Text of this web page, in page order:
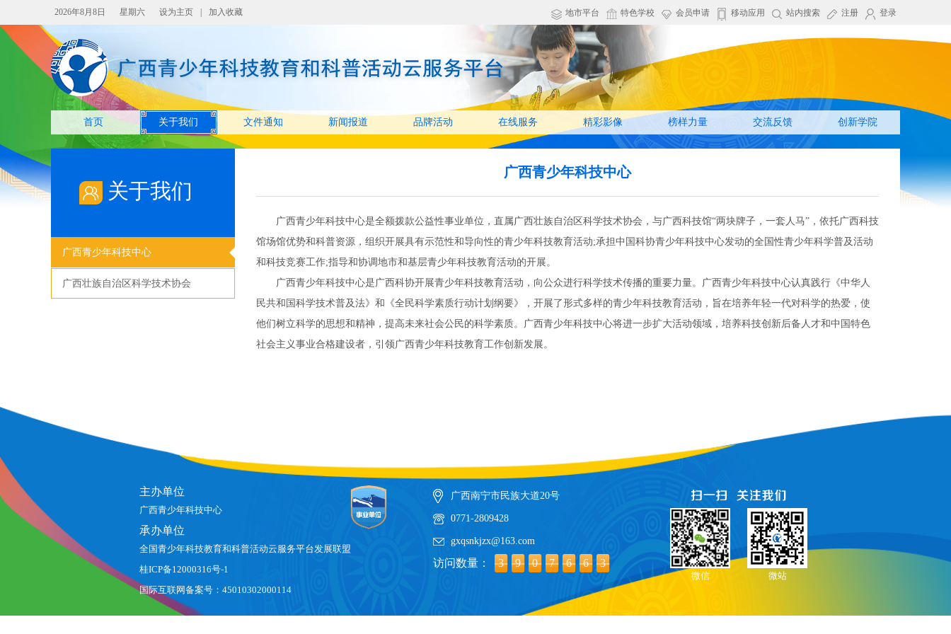
2026年8月8日 星期六 设为主页 加入收藏 地市平台 特色学校 会员申请 移动应用 站内搜索 注册 登录
首页 关于我们 文件通知 新闻报道 品牌活动 在线服务 精彩影像 榜样力量 交流反馈 创新学院
关于我们
广西青少年科技中心
广西壮族自治区科学技术协会
广西青少年科技中心
广西青少年科技中心是全额拨款公益性事业单位，直属广西壮族自治区科学技术协会，与广西科技馆“两块牌子，一套人马”，依托广西科技
馆场馆优势和科普资源，组织开展具有示范性和导向性的青少年科技教育活动;承担中国科协青少年科技中心发动的全国性青少年科学普及活动
和科技竞赛工作;指导和协调地市和基层青少年科技教育活动的开展。
广西青少年科技中心是广西科协开展青少年科技教育活动，向公众进行科学技术传播的重要力量。广西青少年科技中心认真践行《中华人
民共和国科学技术普及法》和《全民科学素质行动计划纲要》，开展了形式多样的青少年科技教育活动，旨在培养年轻一代对科学的热爱，使
他们树立科学的思想和精神，提高未来社会公民的科学素质。广西青少年科技中心将进一步扩大活动领域，培养科技创新后备人才和中国特色
社会主义事业合格建设者，引领广西青少年科技教育工作创新发展。
主办单位
广西青少年科技中心
承办单位
全国青少年科技教育和科普活动云服务平台发展联盟
桂ICP备12000316号-1
国际互联网备案号：45010302000114
广西南宁市民族大道20号
0771-2809428
gxqsnkjzx@163.com
访问数量： 3 9 0 7 6 6 3
微信 微站